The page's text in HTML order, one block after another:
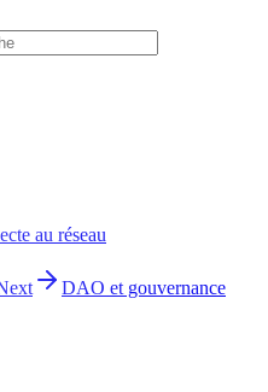
au réseau
DAO et gouvernance